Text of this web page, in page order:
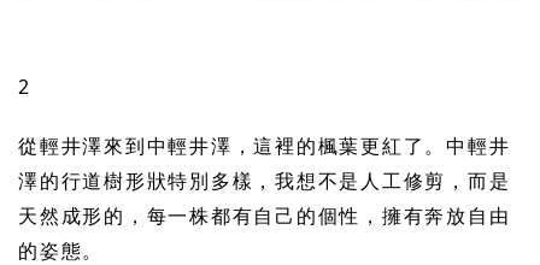
2
從輕井澤來到中輕井澤，這裡的楓葉更紅了。中輕井
澤的行道樹形狀特別多樣，我想不是人工修剪，而是
天然成形的，每一株都有自己的個性，擁有奔放自由
的姿態。